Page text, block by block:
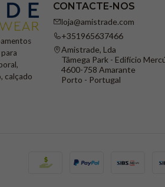
calçado
CONTACTE-NOS
loja@amistrade.com
+351965637466
Amistrade, Lda
Tâmega Park - Edifício
4600-758 Amarante
Porto - Portugal